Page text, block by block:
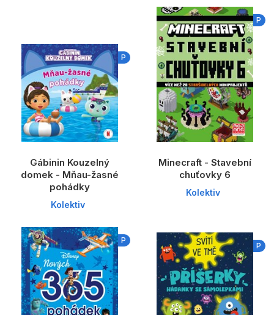
Umění a kultura
Výchova a pedagogika
Young adult
Zdraví a životní styl
Všechny kategorie
P
Gábinin Kouzelný
domek - Mňau-žasné
pohádky
Kolektiv
P
Minecraft - Stavební
chuťovky 6
Kolektiv
P
P